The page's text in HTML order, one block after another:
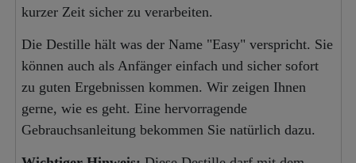
kurzer Zeit sicher zu verarbeiten.
Die Destille hält was der Name "Easy" verspricht. Sie
können auch als Anfänger einfach und sicher sofort
zu guten Ergebnissen kommen. Wir zeigen Ihnen
gerne, wie es geht. Eine hervorragende
Gebrauchsanleitung bekommen Sie natürlich dazu.